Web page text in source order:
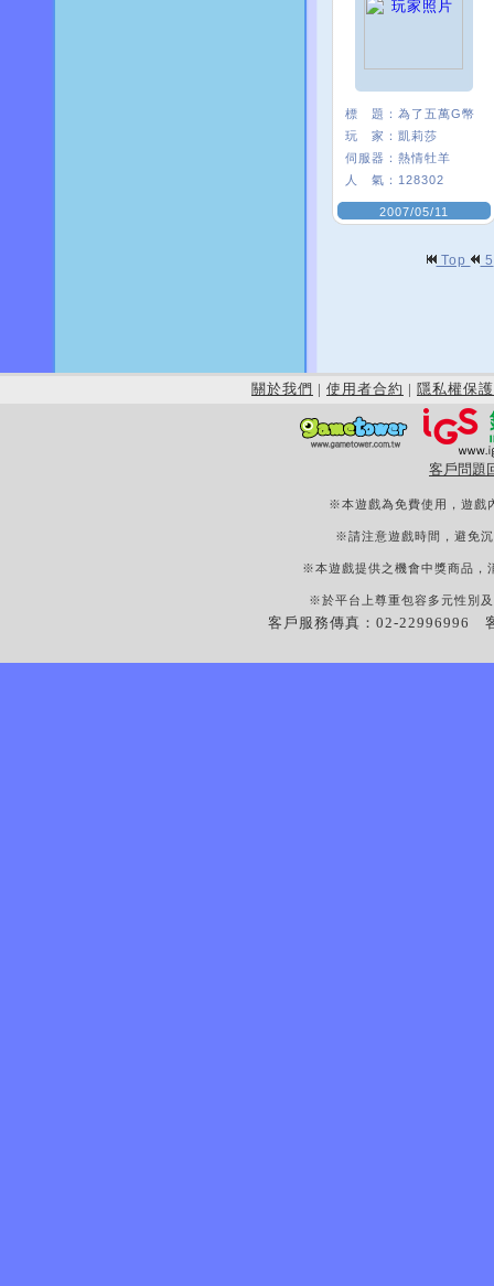
標 題： 為了五萬G幣
玩 家： 凱莉莎
伺服器： 熱情牡羊
人 氣： 128302
2007/05/11
Top 5
關於我們 | 使用者合約 | 隱私權保護
客戶問題
※本遊戲為免費使用，遊戲
※請注意遊戲時間，避免
※本遊戲提供之機會中獎商品，
※於平台上尊重包容多元性別
客戶服務傳真：02-22996996